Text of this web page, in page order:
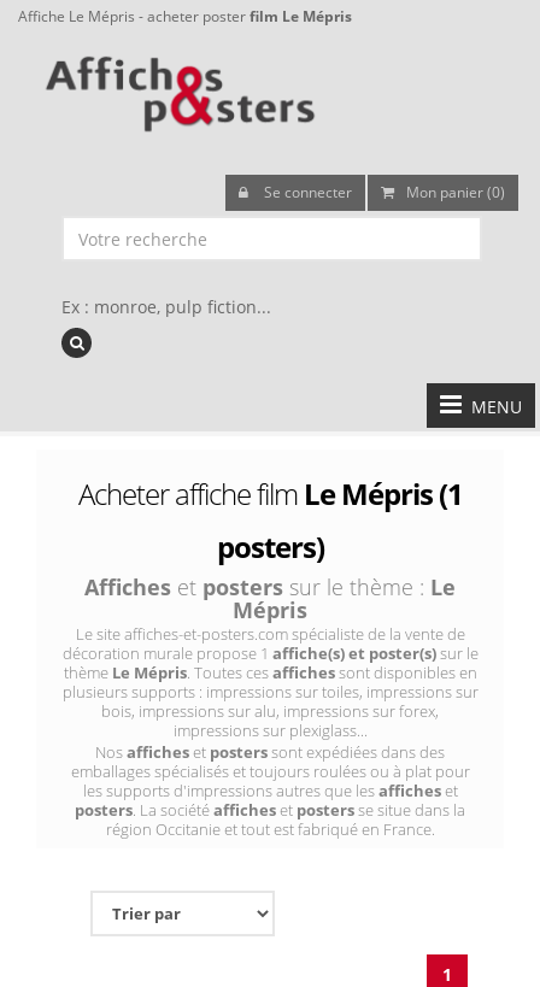
Affiche Le Mépris - acheter posterfilm Le Mépris
Se connecter Mon panier (0)
Ex : monroe, pulp fiction...
MENU
Acheter affiche film Le Mépris (1
posters)
Affiches et posters sur le thème : Le
Mépris
Le site affiches-et-posters.com spécialiste de la vente de
décoration murale propose 1 affiche(s) et poster(s)sur le
thème Le Mépris. Toutes cesaffichessont disponibles en
plusieurs supports : impressions sur toiles, impressions sur
bois, impressions sur alu, impressions sur forex,
impressions sur plexiglass...
Nosafficheset posterssont expédiées dans des
emballages spécialisés et toujours roulées ou à plat pour
les supports d'impressions autres que lesafficheset
posters. La sociétéafficheset postersse situe dans la
région Occitanie et tout est fabriqué en France.
1